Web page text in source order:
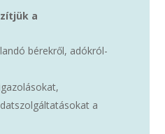
a
bérekről, adókról-
a